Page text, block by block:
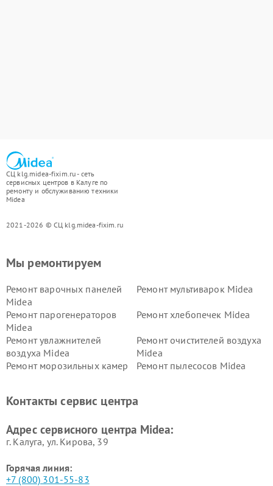
СЦ klg.midea-fixim.ru - сеть
сервисных центров в Калуге по
ремонту и обслуживанию техники
Midea
2021-2026 © СЦ klg.midea-fixim.ru
Мы ремонтируем
Ремонт варочных панелей
Midea
Ремонт мультиварок Midea
Ремонт парогенераторов
Midea
Ремонт хлебопечек Midea
Ремонт увлажнителей
воздуха Midea
Ремонт очистителей воздуха
Midea
Ремонт морозильных камер
Ремонт пылесосов Midea
пылесосов Midea
Midea
Контакты сервис центра
Адрес сервисного центра Midea:
г. Калуга, ул. Кирова, 39
Горячая линия:
+7 (800) 301-55-83